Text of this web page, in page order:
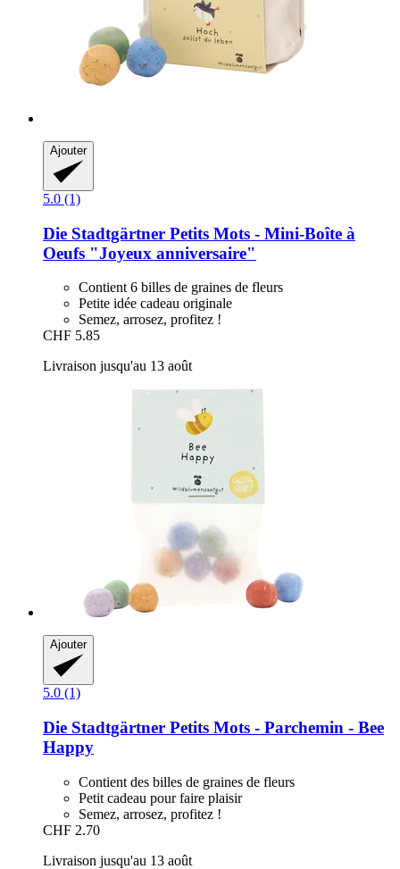
Ajouter
5.0 (1)
Die Stadtgärtner Petits Mots -​ Mini-​Boîte à
Oeufs "Joyeux anniversaire"
Contient 6 billes de graines de fleurs
Petite idée cadeau originale
Semez, arrosez, profitez !
CHF 5.85
Livraison jusqu'au 13 août
Ajouter
5.0 (1)
Die Stadtgärtner Petits Mots -​ Parchemin -​ Bee
Happy
Contient des billes de graines de fleurs
Petit cadeau pour faire plaisir
Semez, arrosez, profitez !
CHF 2.70
Livraison jusqu'au 13 août